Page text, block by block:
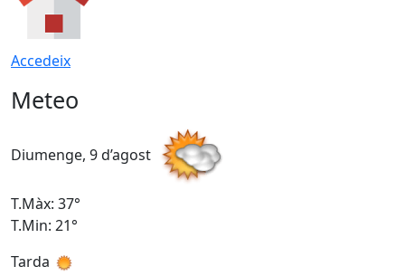
Accedeix
Meteo
Diumenge, 9 d’agost
T.Màx: 37°
T.Min: 21°
Tarda